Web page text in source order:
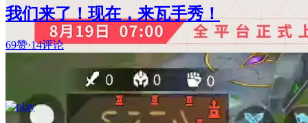
我们来了！现在，来瓦手秀！
69赞·14评论